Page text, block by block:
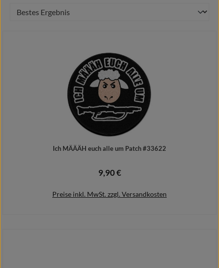
Ich MÄÄÄH euch alle um Patch #33622
Regulärer Preis:
9,90 €
Preise inkl. MwSt. zzgl. Versandkosten